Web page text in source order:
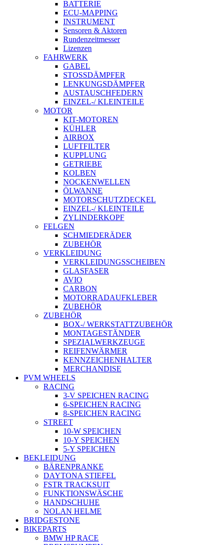
BATTERIE
ECU-MAPPING
INSTRUMENT
Sensoren & Aktoren
Rundenzeitmesser
Lizenzen
FAHRWERK
GABEL
STOSSDÄMPFER
LENKUNGSDÄMPFER
AUSTAUSCHFEDERN
EINZEL-/ KLEINTEILE
MOTOR
KIT-MOTOREN
KÜHLER
AIRBOX
LUFTFILTER
KUPPLUNG
GETRIEBE
KOLBEN
NOCKENWELLEN
ÖLWANNE
MOTORSCHUTZDECKEL
EINZEL-/ KLEINTEILE
ZYLINDERKOPF
FELGEN
SCHMIEDERÄDER
ZUBEHÖR
VERKLEIDUNG
VERKLEIDUNGSSCHEIBEN
GLASFASER
AVIO
CARBON
MOTORRADAUFKLEBER
ZUBEHÖR
ZUBEHÖR
BOX-/ WERKSTATTZUBEHÖR
MONTAGESTÄNDER
SPEZIALWERKZEUGE
REIFENWÄRMER
KENNZEICHENHALTER
MERCHANDISE
PVM WHEELS
RACING
3-V SPEICHEN RACING
6-SPEICHEN RACING
8-SPEICHEN RACING
STREET
10-W SPEICHEN
10-Y SPEICHEN
5-Y SPEICHEN
BEKLEIDUNG
BÄRENPRANKE
DAYTONA STIEFEL
FSTR TRACKSUIT
FUNKTIONSWÄSCHE
HANDSCHUHE
NOLAN HELME
BRIDGESTONE
BIKEPARTS
BMW HP RACE